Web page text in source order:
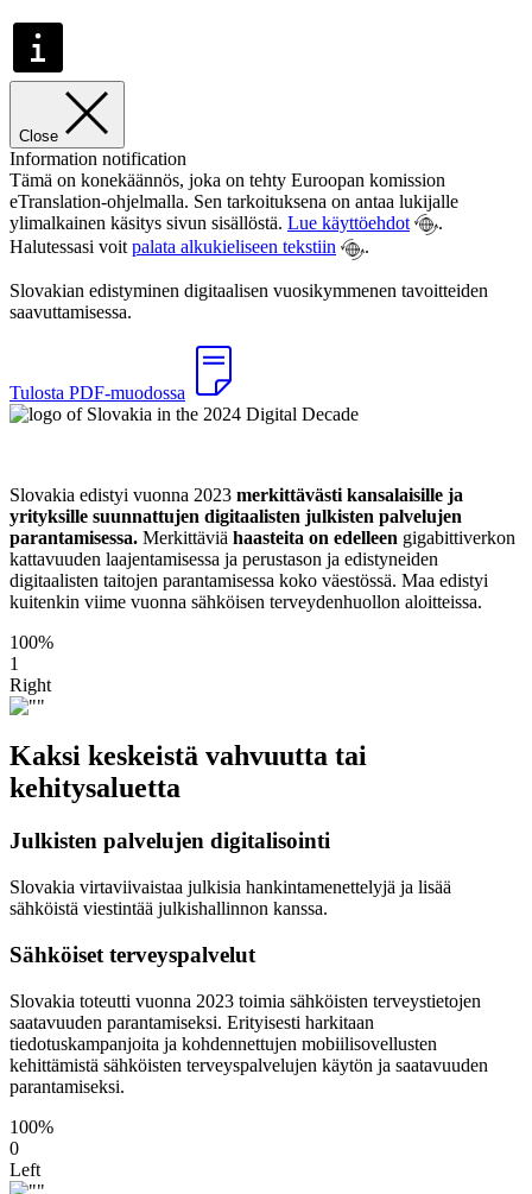
Close
Information notification
Tämä on konekäännös, joka on tehty Euroopan komission
eTranslation-ohjelmalla. Sen tarkoituksena on antaa lukijalle
ylimalkainen käsitys sivun sisällöstä. Lue käyttöehdot
.
Halutessasi voit palata alkukieliseen tekstiin .
Slovakian edistyminen digitaalisen vuosikymmenen tavoitteiden
saavuttamisessa.
Tulosta PDF-muodossa
Slovakia edistyi vuonna 2023 merkittävästi kansalaisille ja
yrityksille suunnattujen digitaalisten julkisten palvelujen
parantamisessa. Merkittäviä haasteita on edelleen gigabittiverkon
kattavuuden laajentamisessa ja perustason ja edistyneiden
digitaalisten taitojen parantamisessa koko väestössä. Maa edistyi
kuitenkin viime vuonna sähköisen terveydenhuollon aloitteissa.
100%
1
Right
Kaksi keskeistä vahvuutta tai
kehitysaluetta
Julkisten palvelujen digitalisointi
Slovakia virtaviivaistaa julkisia hankintamenettelyjä ja lisää
sähköistä viestintää julkishallinnon kanssa.
Sähköiset terveyspalvelut
Slovakia toteutti vuonna 2023 toimia sähköisten terveystietojen
saatavuuden parantamiseksi. Erityisesti harkitaan
tiedotuskampanjoita ja kohdennettujen mobiilisovellusten
kehittämistä sähköisten terveyspalvelujen käytön ja saatavuuden
parantamiseksi.
100%
0
Left